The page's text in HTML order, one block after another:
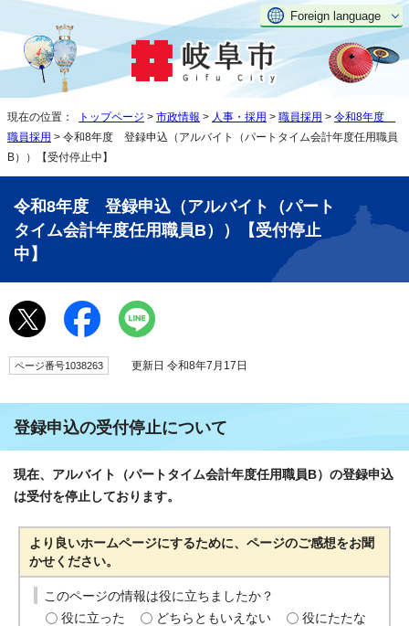
Foreign language
現在の位置： トップページ > 市政情報 > 人事・採用 > 職員採用 > 令和8年度
職員採用 > 令和8年度 登録申込（アルバイト（パートタイム会計年度任用職員
B））【受付停止中】
令和8年度 登録申込（アルバイト（パート
タイム会計年度任用職員B））【受付停止
中】
ページ番号1038263 更新日 令和8年7月17日
登録申込の受付停止について
現在、アルバイト（パートタイム会計年度任用職員B）の登録申込
は受付を停止しております。
より良いホームページにするために、ページのご感想をお聞
かせください。
このページの情報は役に立ちましたか？
役に立った
どちらともいえない
役にたたな